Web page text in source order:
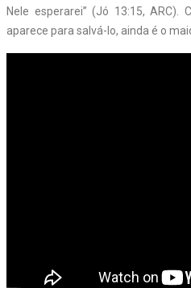
Nele esperarei” (Jó 13:15, ARC).
aparece para salvá-lo, ainda é o